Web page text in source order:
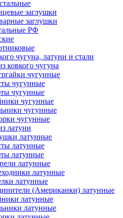
заглушки
заглушки
РФ
чугуна, латуни и стали
ковкого чугуна
чугунные
чугунные
чугунные
чугунные
чугунные
чугунные
латуни
латунные
латунные
латунные
латунные
латунные
латунные
(Американки) латунные
латунные
латунные